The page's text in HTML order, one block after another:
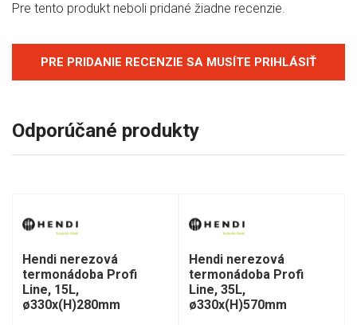
Pre tento produkt neboli pridané žiadne recenzie.
PRE PRIDANIE RECENZIE SA MUSÍTE PRIHLÁSIŤ
Odporúčané produkty
Hendi nerezová
termonádoba Profi
Line, 15L,
ø330x(H)280mm
Hendi nerezová
termonádoba Profi
Line, 35L,
ø330x(H)570mm